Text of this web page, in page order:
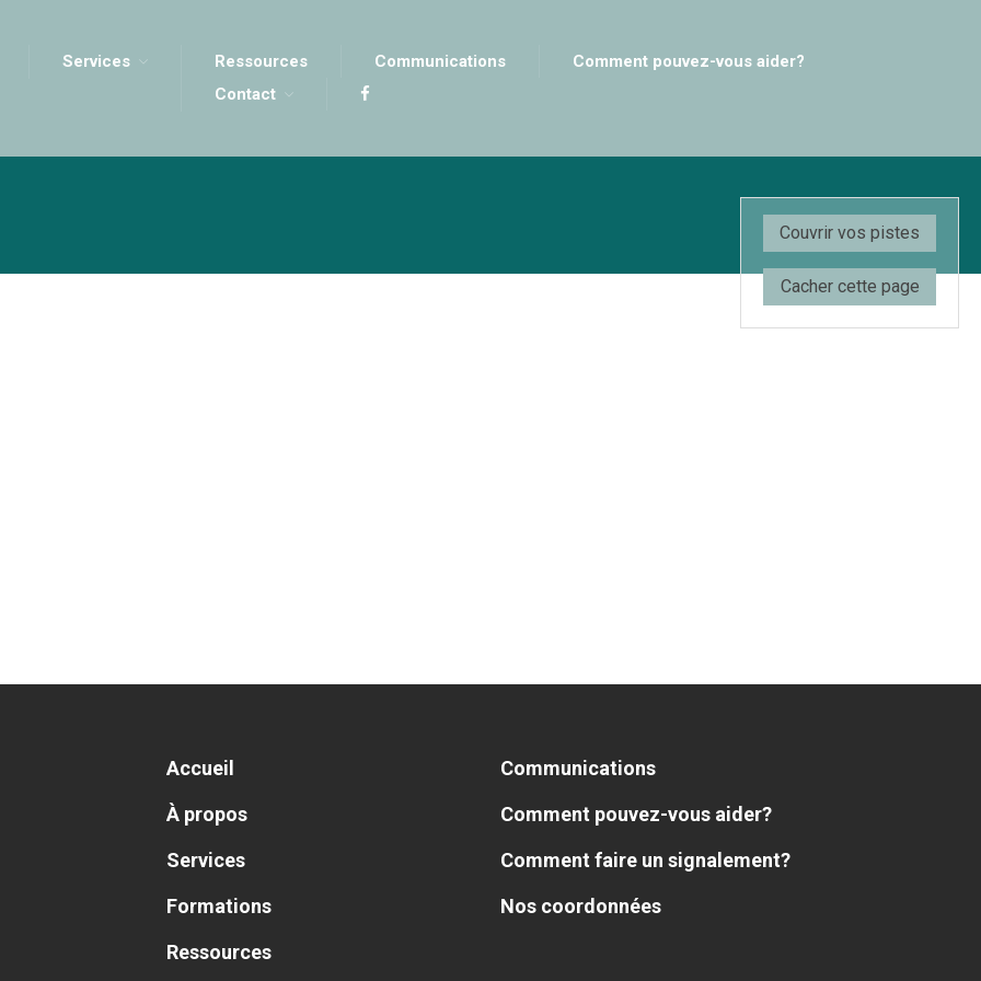
Ressources
Communications
Comment pouvez-vous
aider?
Services Ressources Communications
Comment pouvez-vous aider?
Contact
Accueil
À propos
Services
Formations
Ressources
Communications
Comment pouvez-vous aider?
Comment faire un signalement?
Nos coordonnées
Couvrir vos pistes
Cacher cette page